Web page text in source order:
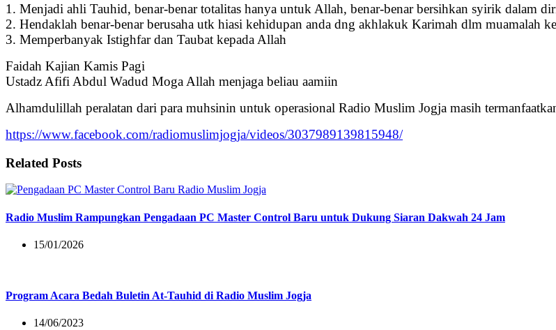
1. Menjadi ahli Tauhid, benar-benar totalitas hanya untuk Allah, benar-benar bersihkan syirik dalam
2. Hendaklah benar-benar berusaha utk hiasi kehidupan anda dng akhlakuk Karimah dlm muamalah
3. Memperbanyak Istighfar dan Taubat kepada Allah
Faidah Kajian Kamis Pagi
Ustadz Afifi Abdul Wadud Moga Allah menjaga beliau aamiin
Alhamdulillah peralatan dari para muhsinin untuk operasional Radio Muslim Jogja masih
https://www.facebook.com/radiomuslimjogja/videos/3037989139815948/
Related Posts
Radio Muslim Rampungkan Pengadaan PC Master Control Baru untuk Dukung Siaran Dakwah 24 Jam
15/01/2026
Program Acara Bedah Buletin At-Tauhid di Radio Muslim Jogja
14/06/2023